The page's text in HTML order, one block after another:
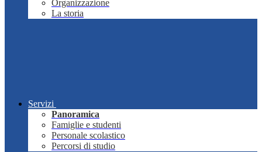
Organizzazione
La storia
Servizi
Panoramica
Famiglie e studenti
Personale scolastico
Percorsi di studio